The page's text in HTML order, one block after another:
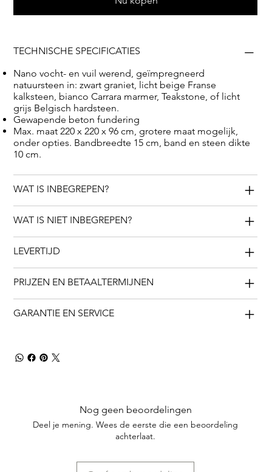
TECHNISCHE SPECIFICATIES
Nano vocht- en vuil werend, geïmpregneerd
natuursteen in: zwart graniet, licht beige Franse
kalksteen, bianco Carrara marmer, Teakstone, of licht
grijs Belgisch hardsteen.
Gewapende beton fundering
Max. maat 220 x 220 x 96 cm, grotere maat mogelijk,
onder opties. Bandbreedte 15 cm, band en steen dikte
10 cm.
WAT IS INBEGREPEN?
WAT IS NIET INBEGREPEN?
LEVERTIJD
PRIJZEN EN BETAALTERMIJNEN
GARANTIE EN SERVICE
Nog geen beoordelingen
Deel je mening. Wees de eerste die een beoordeling
achterlaat.